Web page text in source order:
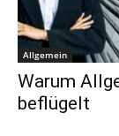
Allgemein
Warum
beflügelt